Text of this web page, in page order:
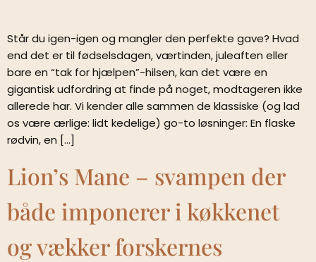
Står du igen-igen og mangler den perfekte gave? Hvad
end det er til fødselsdagen, værtinden, juleaften eller
bare en “tak for hjælpen”-hilsen, kan det være en
gigantisk udfordring at finde på noget, modtageren ikke
allerede har. Vi kender alle sammen de klassiske (og lad
os være ærlige: lidt kedelige) go-to løsninger: En flaske
rødvin, en […]
Lion’s Mane – svampen der
både imponerer i køkkenet
og vækker forskernes